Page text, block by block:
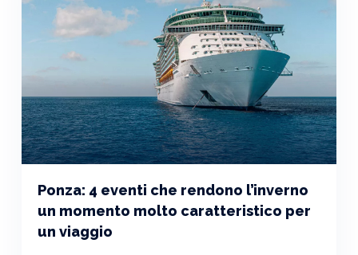
Ponza: 4 eventi che rendono l’inverno
un momento molto caratteristico per
un viaggio